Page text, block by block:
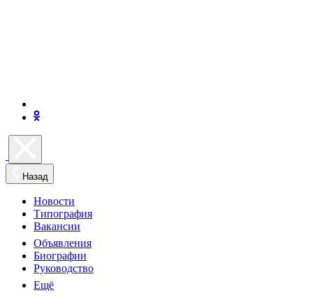
Назад
Новости
Типография
Вакансии
Объявления
Биографии
Руководство
Ещё